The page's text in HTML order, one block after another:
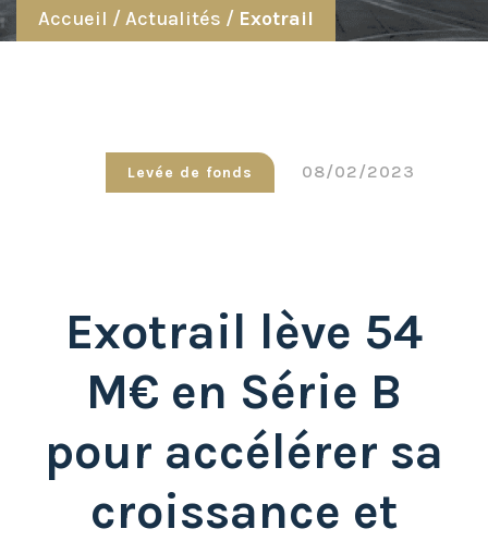
Levée de fonds 08/02/2023
Accueil / Actualités / Exotrail
Exotrail lève 54
M€ en Série B
pour accélérer sa
croissance et